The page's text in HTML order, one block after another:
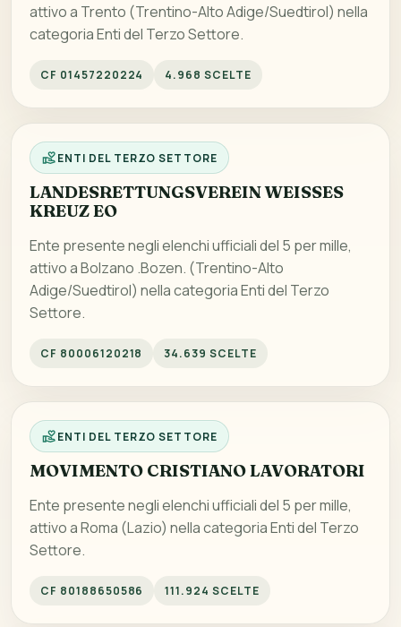
attivo a Trento (Trentino-Alto Adige/Suedtirol) nella
categoria Enti del Terzo Settore.
CF 01457220224 4.968 SCELTE
ENTI DEL TERZO SETTORE
LANDESRETTUNGSVEREIN WEISSES
KREUZ EO
Ente presente negli elenchi ufficiali del 5 per mille,
attivo a Bolzano .Bozen. (Trentino-Alto
Adige/Suedtirol) nella categoria Enti del Terzo
Settore.
CF 80006120218 34.639 SCELTE
ENTI DEL TERZO SETTORE
MOVIMENTO CRISTIANO LAVORATORI
Ente presente negli elenchi ufficiali del 5 per mille,
attivo a Roma (Lazio) nella categoria Enti del Terzo
Settore.
CF 80188650586 111.924 SCELTE